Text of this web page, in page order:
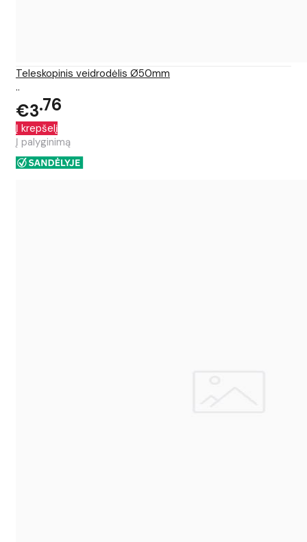
Teleskopinis veidrodėlis Ø50mm
..
€3 76
Į krepšelį
Į palyginimą